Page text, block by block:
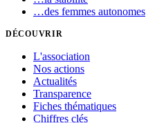
…des femmes autonomes
DÉCOUVRIR
L'association
Nos actions
Actualités
Transparence
Fiches thématiques
Chiffres clés